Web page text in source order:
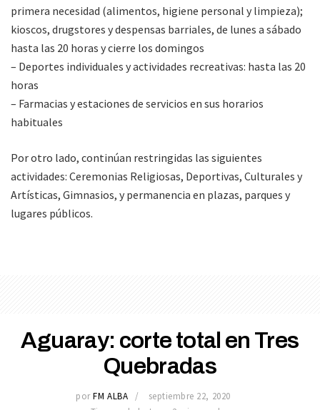
primera necesidad (alimentos, higiene personal y limpieza);
kioscos, drugstores y despensas barriales, de lunes a sábado
hasta las 20 horas y cierre los domingos
– Deportes individuales y actividades recreativas: hasta las 20
horas
– Farmacias y estaciones de servicios en sus horarios
habituales
Por otro lado, continúan restringidas las siguientes
actividades: Ceremonias Religiosas, Deportivas, Culturales y
Artísticas, Gimnasios, y permanencia en plazas, parques y
lugares públicos.
Aguaray: corte total en Tres
Quebradas
por FM ALBA
septiembre 22, 2020